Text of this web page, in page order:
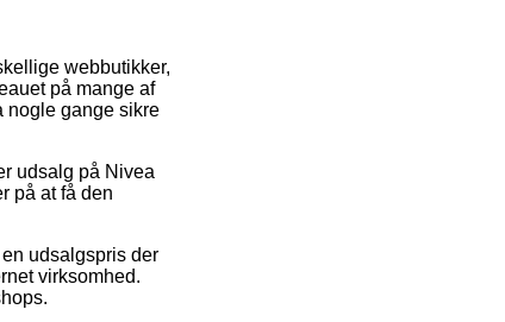
webbutikker,
på mange af
nogle gange sikre
udsalg på Nivea
på at få den
udsalgspris der
virksomhed.